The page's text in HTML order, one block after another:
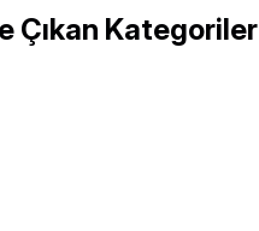
bulunuyor.
Çıkan Kategoriler